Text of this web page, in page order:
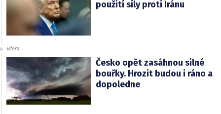
použití síly proti Íránu
včera
Česko opět zasáhnou silné
bouřky. Hrozit budou i ráno a
dopoledne